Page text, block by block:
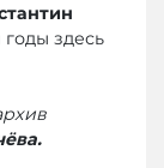
здесь